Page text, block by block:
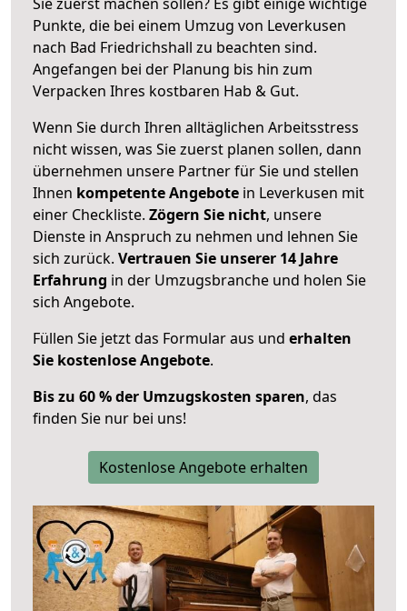
Punkte, die bei einem Umzug von Leverkusen
nach Bad Friedrichshall zu beachten sind.
Angefangen bei der Planung bis hin zum
Verpacken Ihres kostbaren Hab & Gut.
Wenn Sie durch Ihren alltäglichen Arbeitsstress
nicht wissen, was Sie zuerst planen sollen, dann
übernehmen unsere Partner für Sie und stellen
Ihnen kompetente Angebote in Leverkusen mit
einer Checkliste. Zögern Sie nicht, unsere
Dienste in Anspruch zu nehmen und lehnen Sie
sich zurück. Vertrauen Sie unserer 14 Jahre
Erfahrung in der Umzugsbranche und holen Sie
sich Angebote.
Füllen Sie jetzt das Formular aus und erhalten
Sie kostenlose Angebote.
Bis zu 60 % der Umzugskosten sparen, das
finden Sie nur bei uns!
Kostenlose Angebote erhalten